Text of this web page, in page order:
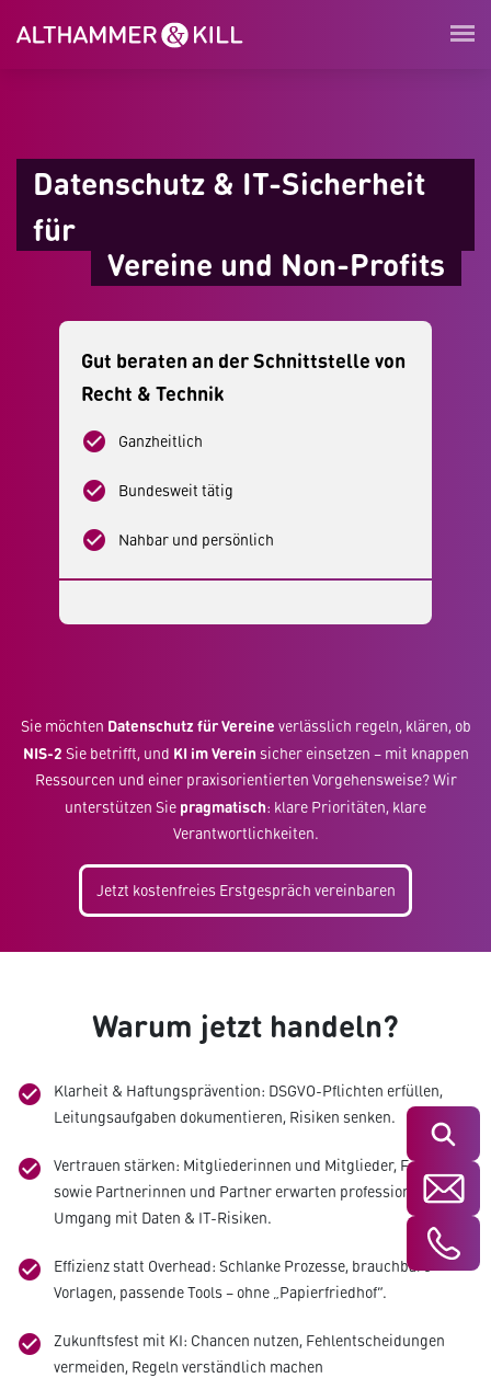
Suchen
Datenschutz & IT-Sicherheit
für
Vereine und Non-Profits
Gut beraten an der Schnittstelle von
Recht & Technik
check_circle Ganzheitlich
check_circle Bundesweit tätig
check_circle Nahbar und persönlich
Sie möchten Datenschutz für Vereine verlässlich regeln, klären, ob
NIS-2 Sie betrifft, und KI im Verein sicher einsetzen – mit knappen
Ressourcen und einer praxisorientierten Vorgehensweise? Wir
unterstützen Sie pragmatisch: klare Prioritäten, klare
Verantwortlichkeiten.
Jetzt kostenfreies Erstgespräch vereinbaren
Warum jetzt handeln?
check_circle
Klarheit & Haftungsprävention: DSGVO-Pflichten erfüllen,
Leitungsaufgaben dokumentieren, Risiken senken.
check_circle
Vertrauen stärken: Mitgliederinnen und Mitglieder, Fördernde
sowie Partnerinnen und Partner erwarten professionellen
Umgang mit Daten & IT-Risiken.
check_circle
Effizienz statt Overhead: Schlanke Prozesse, brauchbare
Vorlagen, passende Tools – ohne „Papierfriedhof“.
check_circle
Zukunftsfest mit KI: Chancen nutzen, Fehlentscheidungen
vermeiden, Regeln verständlich machen